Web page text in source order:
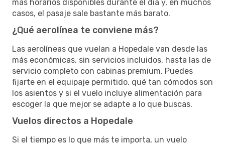
más horarios disponibles durante el día y, en muchos
casos, el pasaje sale bastante más barato.
¿Qué aerolínea te conviene más?
Las aerolíneas que vuelan a Hopedale van desde las
más económicas, sin servicios incluidos, hasta las de
servicio completo con cabinas premium. Puedes
fijarte en el equipaje permitido, qué tan cómodos son
los asientos y si el vuelo incluye alimentación para
escoger la que mejor se adapte a lo que buscas.
Vuelos directos a Hopedale
Si el tiempo es lo que más te importa, un vuelo